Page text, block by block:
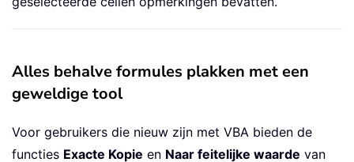
Alles behalve formules plakken met een
geweldige tool
Voor gebruikers die nieuw zijn met VBA bieden de
functies Exacte Kopie en Naar feitelijke waarde van